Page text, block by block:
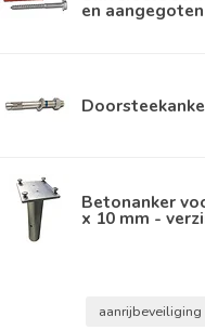
en
Betonanker
x 10 mm -
aanrijbeveiliging